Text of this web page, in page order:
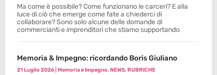
Ma come è possibile? Come funzionano le carceri? E alla
luce di ciò che emerge come fate a chiederci di
collaborare? Sono solo alcune delle domande di
commercianti e imprenditori che stiamo supportando
Memoria & Impegno: ricordando Boris Giuliano
21 Luglio 2026 |Memoria e Impegno,NEWS,RUBRICHE